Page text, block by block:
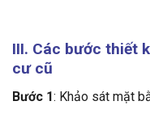
III. Các bước thiết
cư cũ
Bước 1: Khảo sát mặt